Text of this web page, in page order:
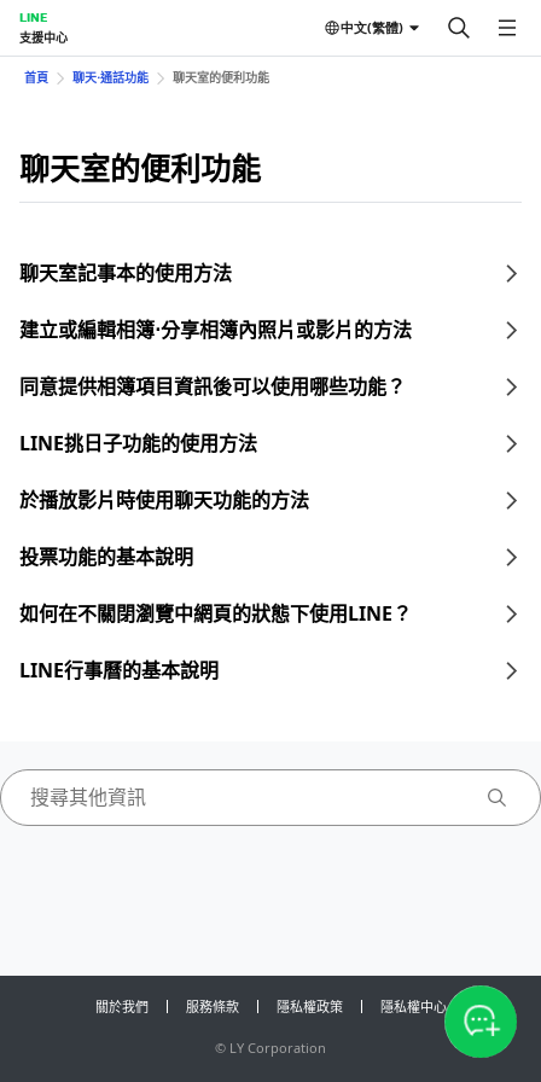
LINE
支援中心
中文(繁體)
首頁 聊天⋅通話功能 聊天室的便利功能
聊天室的便利功能
聊天室記事本的使用方法
建立或編輯相簿⋅分享相簿內照片或影片的方法
同意提供相簿項目資訊後可以使用哪些功能？
LINE挑日子功能的使用方法
於播放影片時使用聊天功能的方法
投票功能的基本說明
如何在不關閉瀏覽中網頁的狀態下使用LINE？
LINE行事曆的基本說明
關於我們 服務條款 隱私權政策 隱私權中心
© LY Corporation